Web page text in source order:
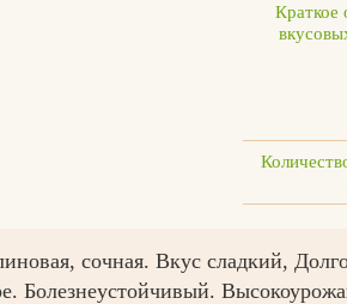
Краткое
сочная. Вкус сладкий,
Болезнеустойчивый.